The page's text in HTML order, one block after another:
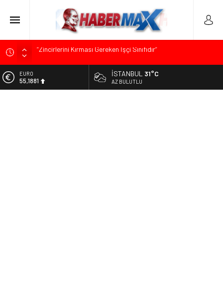
Menderes Belediye Başkanı İlkay Çiçek Görevden
İdris Şahin’den Adalet Komisyonu’nda Sert Tepki: “Bu Yol Yol
ALTIN
6.660,55
İSTANBUL 31°C
AZ BULUTLU